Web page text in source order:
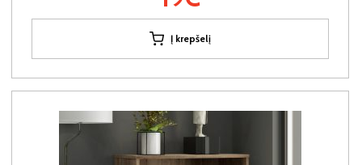
Į krepšelį